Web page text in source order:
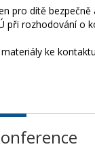
pro dítě bezpečně
při rozhodování o
ke kontaktu